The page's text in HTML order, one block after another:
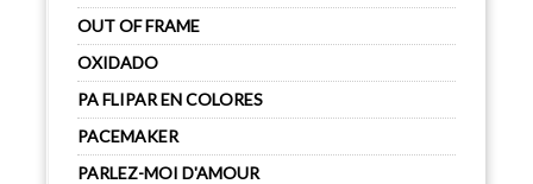
OUT OF FRAME
OXIDADO
PA FLIPAR EN COLORES
PACEMAKER
PARLEZ-MOI D'AMOUR